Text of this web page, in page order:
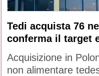
Tedi acquista 76
conferma il target
Acquisizione in
non alimentare